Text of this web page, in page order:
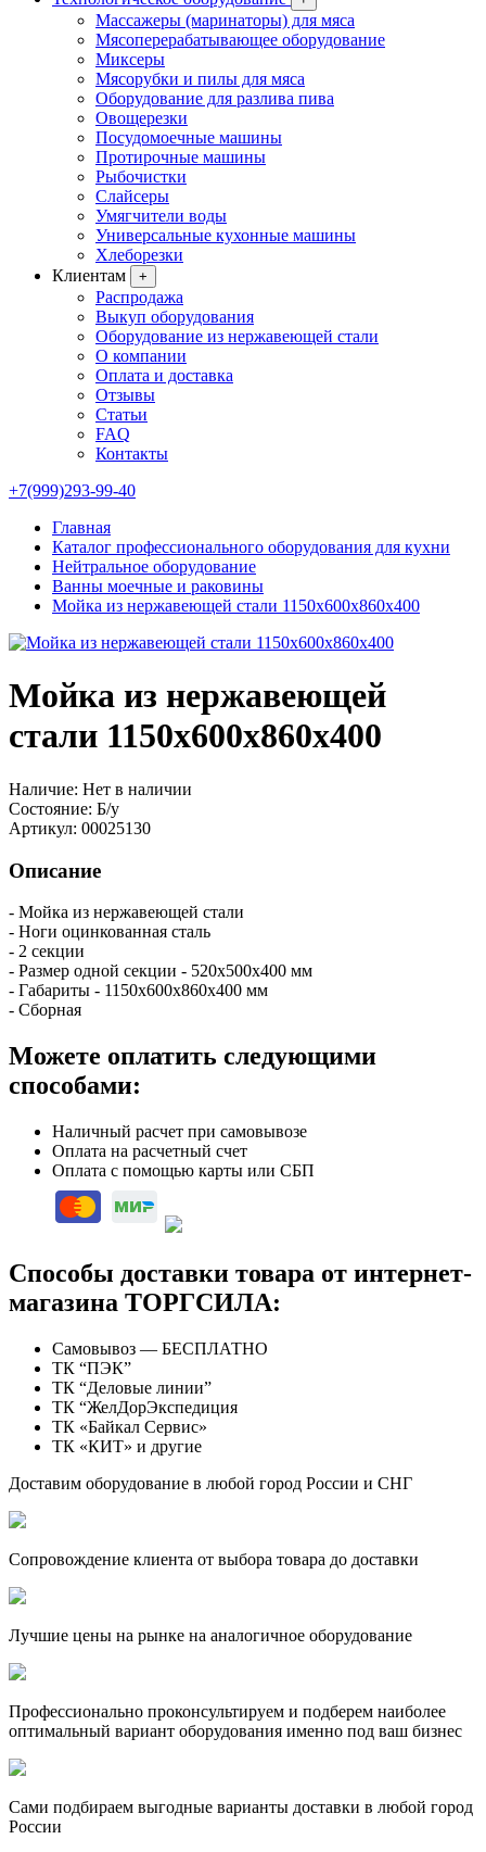
Массажеры (маринаторы) для мяса
Мясоперерабатывающее оборудование
Миксеры
Мясорубки и пилы для мяса
Оборудование для разлива пива
Овощерезки
Посудомоечные машины
Протирочные машины
Рыбочистки
Слайсеры
Умягчители воды
Универсальные кухонные машины
Хлеборезки
Клиентам
+
Распродажа
Выкуп оборудования
Оборудование из нержавеющей стали
О компании
Оплата и доставка
Отзывы
Статьи
FAQ
Контакты
+7(999)293-99-40
Главная
Каталог профессионального оборудования для кухни
Нейтральное оборудование
Ванны моечные и раковины
Мойка из нержавеющей стали 1150х600х860х400
Мойка из нержавеющей
стали 1150х600х860х400
Наличие: Нет в наличии
Состояние: Б/у
Артикул: 00025130
Описание
- Мойка из нержавеющей стали
- Ноги оцинкованная сталь
- 2 секции
- Размер одной секции - 520х500х400 мм
- Габариты - 1150х600х860х400 мм
- Сборная
Можете оплатить следующими
способами:
Наличный расчет при самовывозе
Оплата на расчетный счет
Оплата с помощью карты или СБП
Способы доставки товара от интернет-
магазина ТОРГСИЛА:
Самовывоз — БЕСПЛАТНО
ТК “ПЭК”
ТК “Деловые линии”
ТК “ЖелДорЭкспедиция
ТК «Байкал Сервис»
ТК «КИТ» и другие
Доставим оборудование в любой город России и СНГ
Сопровождение клиента от выбора товара до доставки
Лучшие цены на рынке на аналогичное оборудование
Профессионально проконсультируем и подберем наиболее
оптимальный вариант оборудования именно под ваш бизнес
Сами подбираем выгодные варианты доставки в любой город
России